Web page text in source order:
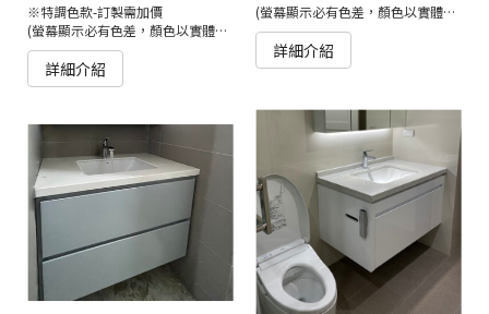
※特調色款-訂製需加價
(螢幕顯示必有色差，顏色以實體為準)
詳細介紹
(螢幕顯示必有色差，顏色以實體為準)
詳細介紹